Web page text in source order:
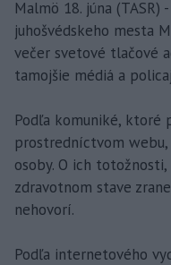
Malmö 18. júna
juhošvédskeho mesta
večer svetové tlačové
tamojšie médiá a
Podľa komuniké, ktoré
prostredníctvom
osoby. O ich
zdravotnom stave
nehovorí.
Podľa internetového